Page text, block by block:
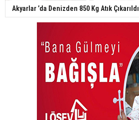
Akyarlar ’da Denizden 850 Kg Atık Çıkarıldı